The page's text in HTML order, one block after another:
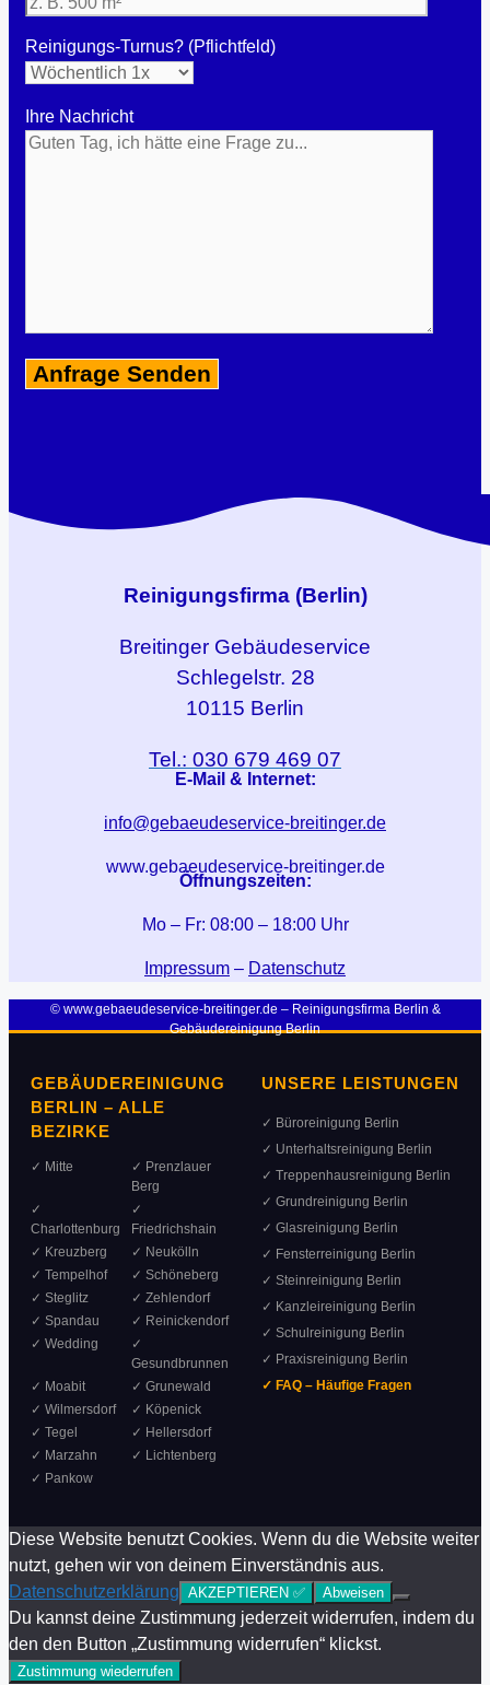
Reinigungs-Turnus? (Pflichtfeld)
Ihre Nachricht
Reinigungsfirma (Berlin)
Breitinger Gebäudeservice
Schlegelstr. 28
10115 Berlin
Tel.: 030 679 469 07
E-Mail & Internet:
info@gebaeudeservice-breitinger.de
www.gebaeudeservice-breitinger.de
Öffnungszeiten:
Mo – Fr: 08:00 – 18:00 Uhr
Impressum – Datenschutz
© www.gebaeudeservice-breitinger.de – Reinigungsfirma Berlin &
Gebäudereinigung Berlin
GEBÄUDEREINIGUNG
BERLIN – ALLE
BEZIRKE
✓ Mitte
✓ Prenzlauer
Berg
✓
Charlottenburg
✓
Friedrichshain
✓ Kreuzberg
✓ Neukölln
✓ Tempelhof
✓ Schöneberg
✓ Steglitz
✓ Zehlendorf
✓ Spandau
✓ Reinickendorf
✓ Wedding
✓
Gesundbrunnen
✓ Moabit
✓ Grunewald
✓ Wilmersdorf
✓ Köpenick
✓ Tegel
✓ Hellersdorf
✓ Marzahn
✓ Lichtenberg
✓ Pankow
UNSERE LEISTUNGEN
✓ Büroreinigung Berlin
✓ Unterhaltsreinigung Berlin
✓ Treppenhausreinigung Berlin
✓ Grundreinigung Berlin
✓ Glasreinigung Berlin
✓ Fensterreinigung Berlin
✓ Steinreinigung Berlin
✓ Kanzleireinigung Berlin
✓ Schulreinigung Berlin
✓ Praxisreinigung Berlin
✓ FAQ – Häufige Fragen
Diese Website benutzt Cookies. Wenn du die Website weiter
nutzt, gehen wir von deinem Einverständnis aus.
Datenschutzerklärung AKZEPTIEREN ✅ Abweisen
Du kannst deine Zustimmung jederzeit widerrufen, indem du
den den Button „Zustimmung widerrufen“ klickst.
Zustimmung wiederrufen